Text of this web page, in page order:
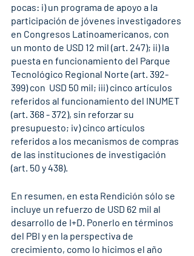
pocas: i) un programa de apoyo a la
participación de jóvenes investigadores
en Congresos Latinoamericanos, con
un monto de USD 12 mil (art. 247); ii) la
puesta en funcionamiento del Parque
Tecnológico Regional Norte (art. 392-
399) con  USD 50 mil; iii) cinco artículos
referidos al funcionamiento del INUMET
(art. 368 - 372), sin reforzar su
presupuesto; iv) cinco artículos
referidos a los mecanismos de compras
de las instituciones de investigación
(art. 50 y 438).
En resumen, en esta Rendición sólo se
incluye un refuerzo de USD 62 mil al
desarrollo de I+D. Ponerlo en términos
del PBI y en la perspectiva de
crecimiento, como lo hicimos el año